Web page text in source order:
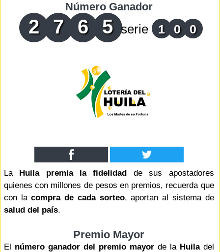
Número Ganador
2 7 6 5 serie 1 0 0
La Huila premia la fidelidad de sus apostadores
quienes con millones de pesos en premios, recuerda que
con lacompra de cada sorteo, aportan al sistema de
salud del país.
Premio Mayor
El número ganador del premio mayorde la Huiladel